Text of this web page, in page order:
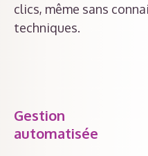
clics, même sans
techniques.
Gestion
automatisée